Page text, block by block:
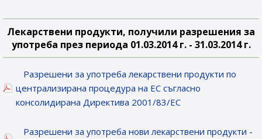
Лекарствени продукти, получили разрешения за
употреба през периода 01.03.2014 г. - 31.03.2014 г.
Разрешени за употреба лекарствени продукти по
централизирана процедура на ЕС съгласно
консолидирана Директива 2001/83/ЕС
Разрешени за употреба нови лекарствени продукти -